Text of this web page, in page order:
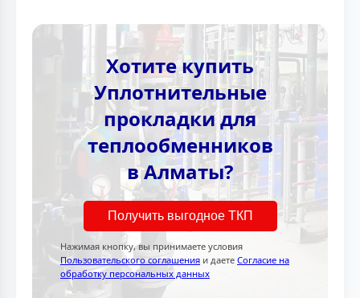
Хотите купить
Уплотнительные
прокладки для
теплообменников
в Алматы?
Получить выгодное ТКП
Нажимая кнопку, вы принимаете условия
Пользовательского соглашения и даете Согласие на
обработку персональных данных